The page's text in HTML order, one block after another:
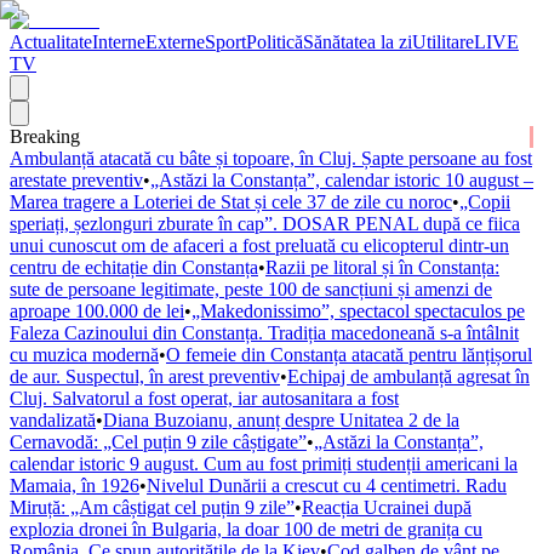
ActualitateInterneExterneSportPoliticăSănătatea la ziUtilitareLIVE
TV
Breaking
Ambulanță atacată cu bâte și topoare, în Cluj. Șapte persoane au fost
arestate preventiv•„Astăzi la Constanța”, calendar istoric 10 august –
Marea tragere a Loteriei de Stat și cele 37 de zile cu noroc•„Copii
speriați, șezlonguri zburate în cap”. DOSAR PENAL după ce fiica
unui cunoscut om de afaceri a fost preluată cu elicopterul dintr-un
centru de echitație din Constanța•Razii pe litoral și în Constanța:
sute de persoane legitimate, peste 100 de sancțiuni și amenzi de
aproape 100.000 de lei•„Makedonissimo”, spectacol spectaculos pe
Faleza Cazinoului din Constanța. Tradiția macedoneană s-a întâlnit
cu muzica modernă•O femeie din Constanța atacată pentru lănțișorul
de aur. Suspectul, în arest preventiv•Echipaj de ambulanță agresat în
Cluj. Salvatorul a fost operat, iar autosanitara a fost
vandalizată•Diana Buzoianu, anunț despre Unitatea 2 de la
Cernavodă: „Cel puțin 9 zile câștigate”•„Astăzi la Constanța”,
calendar istoric 9 august. Cum au fost primiți studenții americani la
Mamaia, în 1926•Nivelul Dunării a crescut cu 4 centimetri. Radu
Miruță: „Am câștigat cel puțin 9 zile”•Reacția Ucrainei după
explozia dronei în Bulgaria, la doar 100 de metri de granița cu